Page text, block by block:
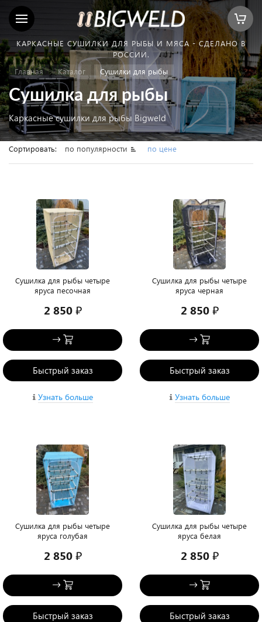
КАРКАСНЫЕ СУШИЛКИ ДЛЯ РЫБЫ И МЯСА - СДЕЛАНО В
РОССИИ.
Главная
Каталог Сушилки для рыбы
Сушилка для рыбы
Каркасные сушилки для рыбы Bigweld
Сортировать: по популярности по цене
Сушилка для рыбы четыре
яруса песочная
2 850 ₽
Быстрый заказ
Узнать больше
Сушилка для рыбы четыре
яруса черная
2 850 ₽
Быстрый заказ
Узнать больше
Сушилка для рыбы четыре
яруса голубая
2 850 ₽
Быстрый заказ
Сушилка для рыбы четыре
яруса белая
2 850 ₽
Быстрый заказ